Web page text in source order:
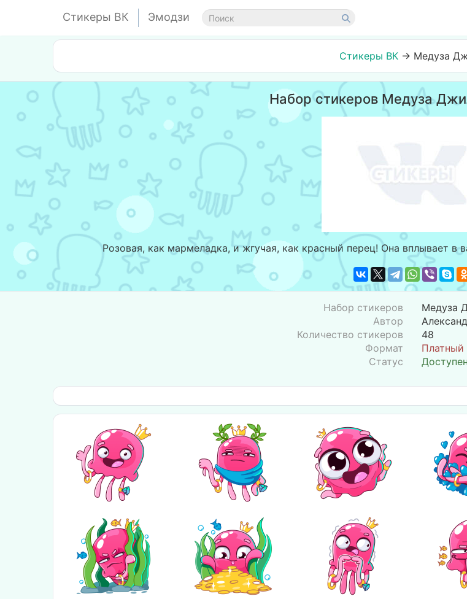
Стикеры ВК Эмодзи
Стикеры ВК → Медуза
Набор стикеров Медуза
Розовая, как мармеладка, и жгучая, как красный перец! Она вплывает
Набор стикеров
Медуза
Автор
Количество стикеров
48
Формат
Платный
Статус